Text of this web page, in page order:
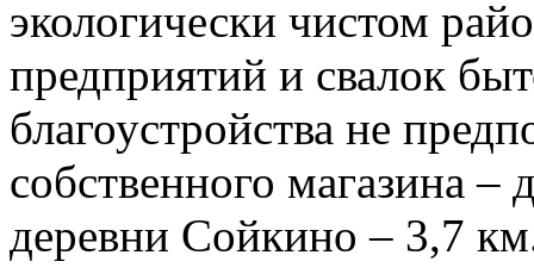
экологически чистом
предприятий и свалок
благоустройства не
собственного магазина
деревни Сойкино – 3,7